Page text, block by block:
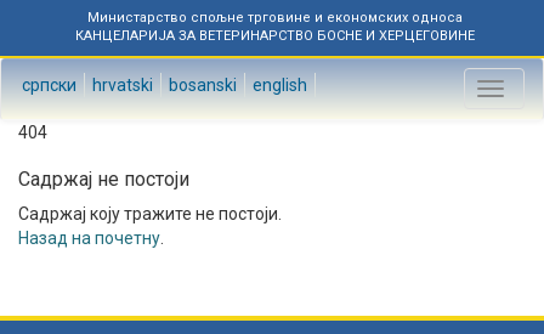
Министарство спољне трговине и економских односа
КАНЦЕЛАРИЈА ЗА ВЕТЕРИНАРСТВО БОСНЕ И ХЕРЦЕГОВИНЕ
српски hrvatski bosanski english
Toggle
404
Садржај не постоји
Садржај коју тражите не постоји.
Назад на почетну